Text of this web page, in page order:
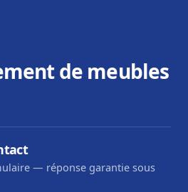
de meubles
— réponse garantie sous